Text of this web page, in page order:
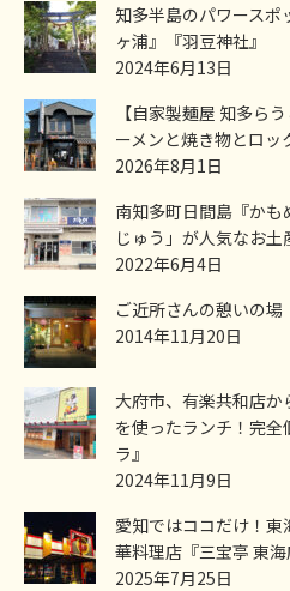
知多半島のパワースポ
ヶ浦』『羽豆神社』
2024年6月13日
【自家製麺屋 知多ら
ーメンと焼き物とロ
2026年8月1日
南知多町日間島『か
じゅう」が人気なお土
2022年6月4日
ご近所さんの憩いの場
2014年11月20日
大府市、有楽共和店
を使ったランチ！完全
ラ』
2024年11月9日
愛知ではココだけ！
華料理店『三宝亭 東海
2025年7月25日